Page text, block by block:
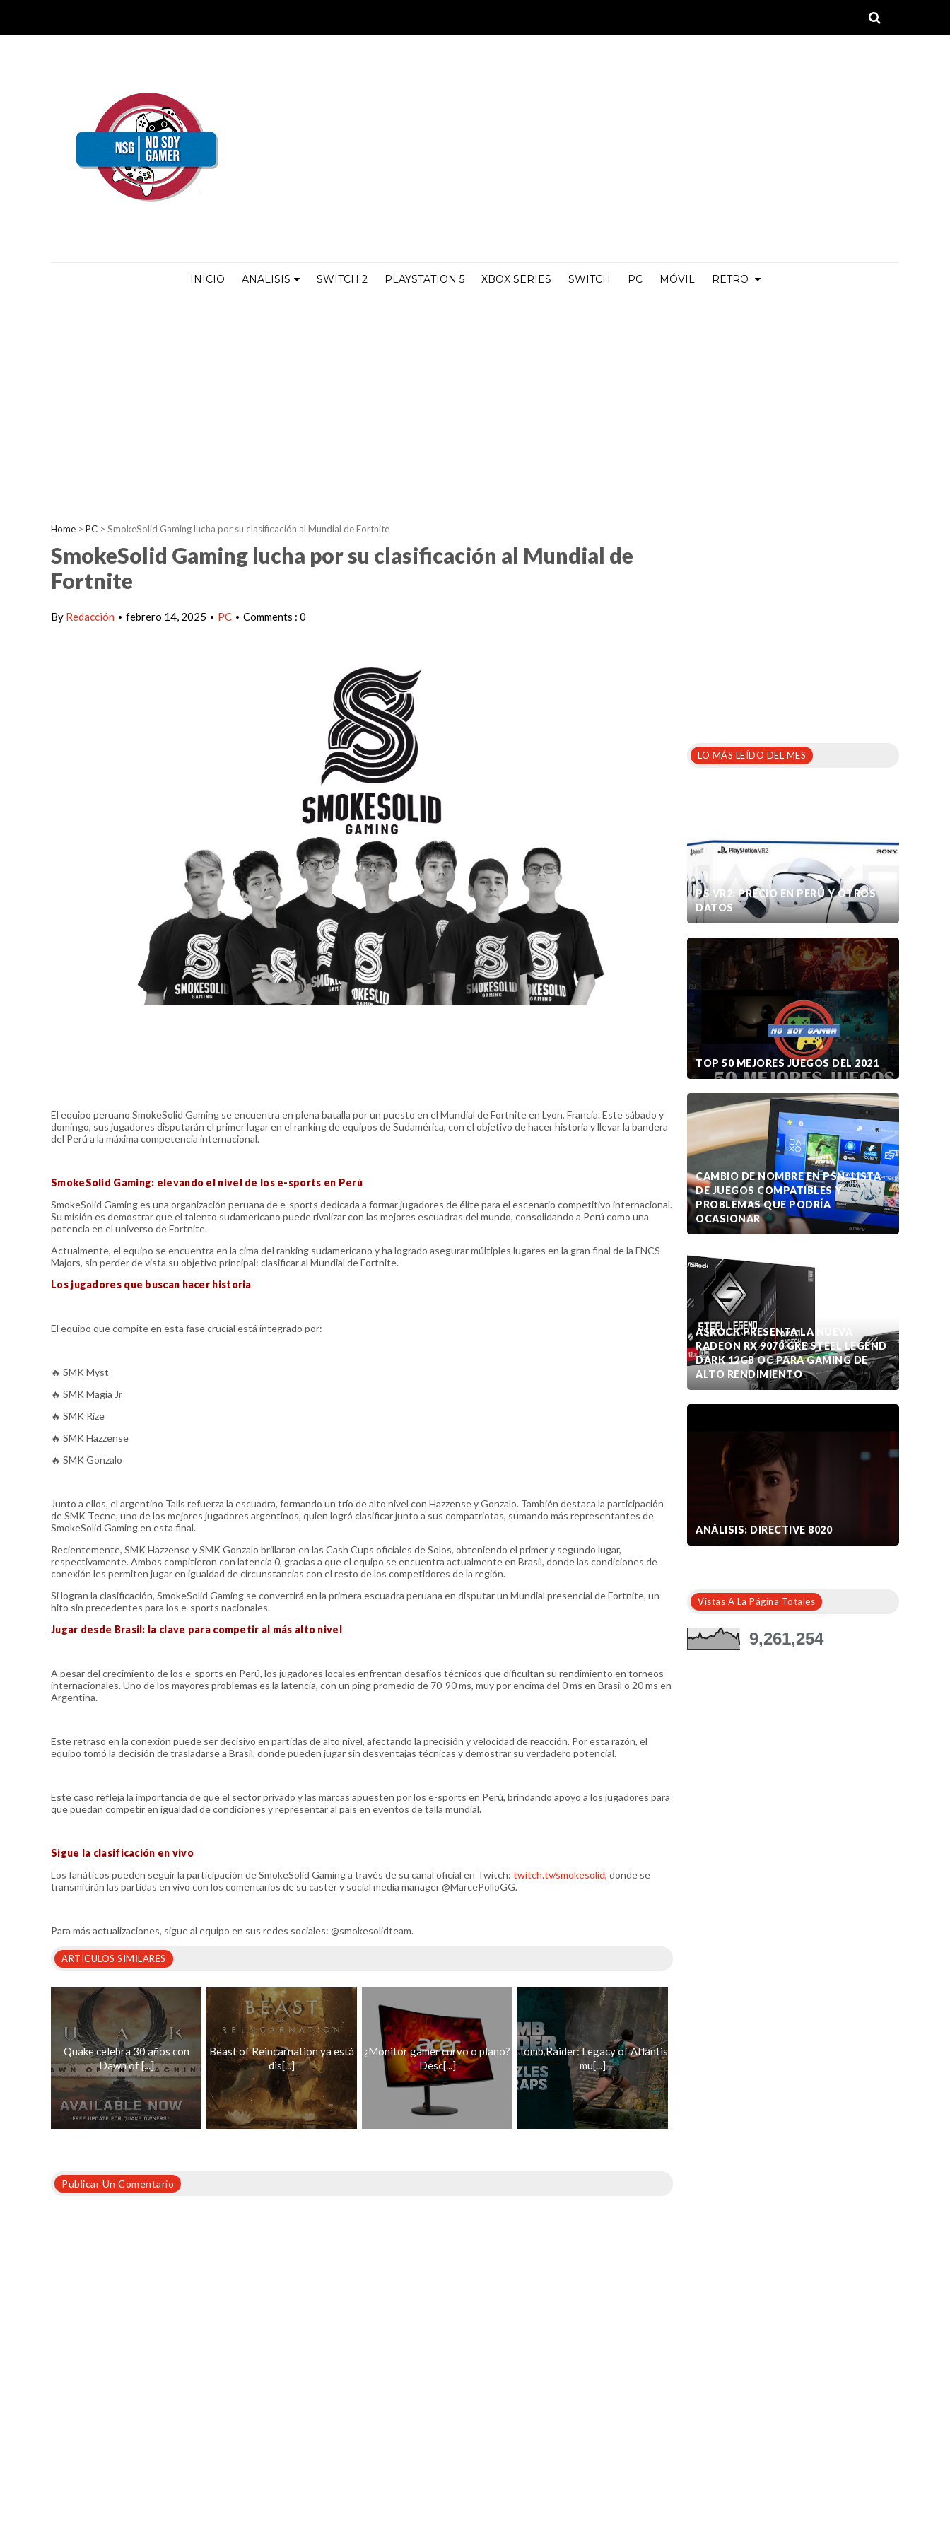
INICIO ANALISIS SWITCH 2 PLAYSTATION 5 XBOX SERIES SWITCH PC MÓVIL RETRO
Home > PC > SmokeSolid Gaming lucha por su clasificación al Mundial de Fortnite
SmokeSolid Gaming lucha por su clasificación al Mundial de
Fortnite
By Redacción • febrero 14, 2025 • PC • Comments : 0
El equipo peruano SmokeSolid Gaming se encuentra en plena batalla por un puesto en el Mundial de Fortnite en Lyon, Francia. Este sábado y
domingo, sus jugadores disputarán el primer lugar en el ranking de equipos de Sudamérica, con el objetivo de hacer historia y llevar la bandera
del Perú a la máxima competencia internacional.
SmokeSolid Gaming: elevando el nivel de los e-sports en Perú
SmokeSolid Gaming es una organización peruana de e-sports dedicada a formar jugadores de élite para el escenario competitivo internacional.
Su misión es demostrar que el talento sudamericano puede rivalizar con las mejores escuadras del mundo, consolidando a Perú como una
potencia en el universo de Fortnite.
Actualmente, el equipo se encuentra en la cima del ranking sudamericano y ha logrado asegurar múltiples lugares en la gran final de la FNCS
Majors, sin perder de vista su objetivo principal: clasificar al Mundial de Fortnite.
Los jugadores que buscan hacer historia
El equipo que compite en esta fase crucial está integrado por:
🔥 SMK Myst
🔥 SMK Magia Jr
🔥 SMK Rize
🔥 SMK Hazzense
🔥 SMK Gonzalo
Junto a ellos, el argentino Talls refuerza la escuadra, formando un trío de alto nivel con Hazzense y Gonzalo. También destaca la participación
de SMK Tecne, uno de los mejores jugadores argentinos, quien logró clasificar junto a sus compatriotas, sumando más representantes de
SmokeSolid Gaming en esta final.
Recientemente, SMK Hazzense y SMK Gonzalo brillaron en las Cash Cups oficiales de Solos, obteniendo el primer y segundo lugar,
respectivamente. Ambos compitieron con latencia 0, gracias a que el equipo se encuentra actualmente en Brasil, donde las condiciones de
conexión les permiten jugar en igualdad de circunstancias con el resto de los competidores de la región.
Si logran la clasificación, SmokeSolid Gaming se convertirá en la primera escuadra peruana en disputar un Mundial presencial de Fortnite, un
hito sin precedentes para los e-sports nacionales.
Jugar desde Brasil: la clave para competir al más alto nivel
A pesar del crecimiento de los e-sports en Perú, los jugadores locales enfrentan desafíos técnicos que dificultan su rendimiento en torneos
internacionales. Uno de los mayores problemas es la latencia, con un ping promedio de 70-90 ms, muy por encima del 0 ms en Brasil o 20 ms en
Argentina.
Este retraso en la conexión puede ser decisivo en partidas de alto nivel, afectando la precisión y velocidad de reacción. Por esta razón, el
equipo tomó la decisión de trasladarse a Brasil, donde pueden jugar sin desventajas técnicas y demostrar su verdadero potencial.
Este caso refleja la importancia de que el sector privado y las marcas apuesten por los e-sports en Perú, brindando apoyo a los jugadores para
que puedan competir en igualdad de condiciones y representar al país en eventos de talla mundial.
Sigue la clasificación en vivo
Los fanáticos pueden seguir la participación de SmokeSolid Gaming a través de su canal oficial en Twitch: twitch.tv/smokesolid, donde se
transmitirán las partidas en vivo con los comentarios de su caster y social media manager @MarcePolloGG.
Para más actualizaciones, sigue al equipo en sus redes sociales: @smokesolidteam.
ARTÍCULOS SIMILARES
Quake celebra 30 años con
Dawn of [...]
Beast of Reincarnation ya está
dis[...]
¿Monitor gamer curvo o plano?
Desc[...]
Tomb Raider: Legacy of Atlantis
mu[...]
Publicar Un Comentario
LO MÁS LEÍDO DEL MES
PS VR2: PRECIO EN PERÚ Y OTROS
DATOS
TOP 50 MEJORES JUEGOS DEL 2021
CAMBIO DE NOMBRE EN PSN: LISTA
DE JUEGOS COMPATIBLES Y
PROBLEMAS QUE PODRÍA
OCASIONAR
ASROCK PRESENTA LA NUEVA
RADEON RX 9070 GRE STEEL LEGEND
DARK 12GB OC PARA GAMING DE
ALTO RENDIMIENTO
ANÁLISIS: DIRECTIVE 8020
Vistas A La Página Totales
9,261,254